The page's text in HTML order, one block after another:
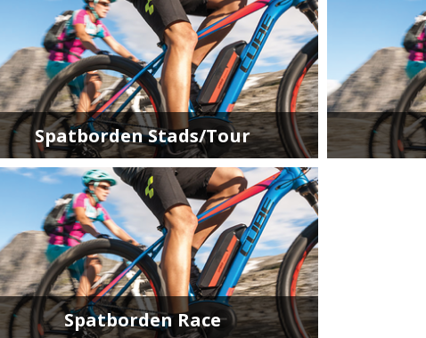
Spatborden Stads/Tour
Spatborden Race